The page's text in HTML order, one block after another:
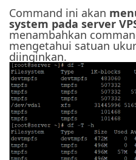
Command ini akan
system pada server
menambahkan
mengetahui satuan
diinginkan.